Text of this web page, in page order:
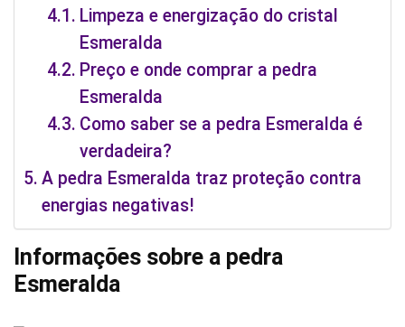
Limpeza e energização do cristal
Esmeralda
Preço e onde comprar a pedra
Esmeralda
Como saber se a pedra Esmeralda é
verdadeira?
A pedra Esmeralda traz proteção contra
energias negativas!
Informações sobre a pedra
Esmeralda